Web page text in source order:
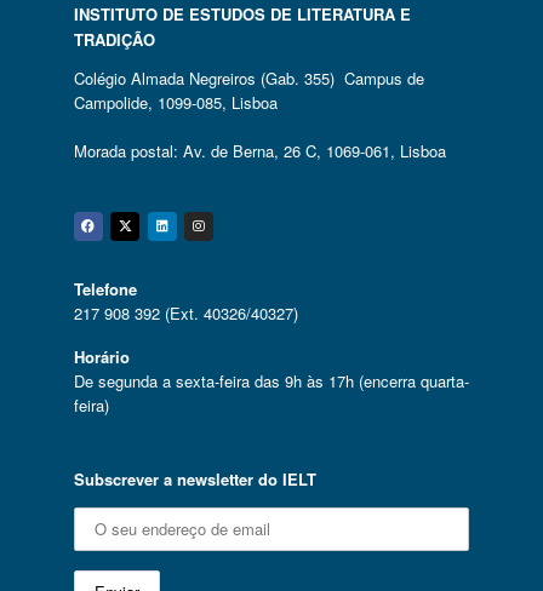
INSTITUTO DE ESTUDOS DE LITERATURA E
TRADIÇÃO
Colégio Almada Negreiros (Gab. 355) Campus de
Campolide, 1099-085, Lisboa
Morada postal: Av. de Berna, 26 C, 1069-061, Lisboa
Facebook
Twitter
Linkedin
Instagram
Telefone
217 908 392 (Ext. 40326/40327)
Horário
De segunda a sexta-feira das 9h às 17h (encerra quarta-
feira)
Subscrever a newsletter do IELT